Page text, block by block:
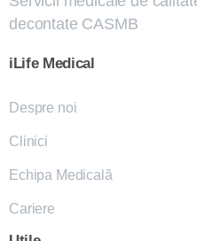
decontate CASMB
iLife Medical
Despre noi
Clinici
Echipa Medicală
Cariere